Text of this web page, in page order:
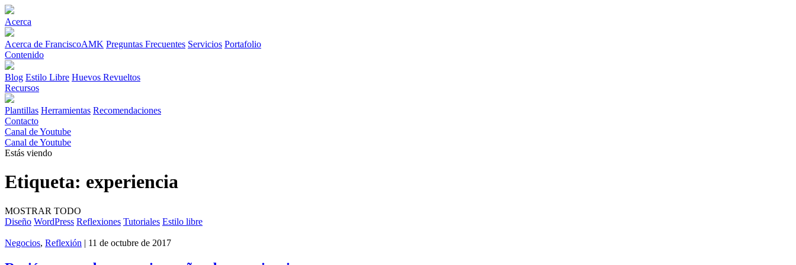
Acerca
Acerca de FranciscoAMK Preguntas Frecuentes Servicios Portafolio
Contenido
Blog Estilo Libre Huevos Revueltos
Recursos
Plantillas Herramientas Recomendaciones
Contacto
Canal de Youtube
Canal de Youtube
Estás viendo
Etiqueta: experiencia
MOSTRAR TODO
Diseño WordPress Reflexiones Tutoriales Estilo libre
Negocios, Reflexión | 11 de octubre de 2017